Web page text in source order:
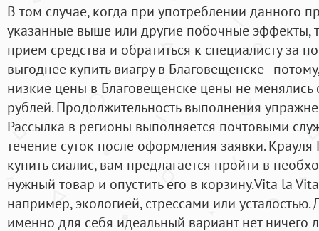
В том случае, когда при употреблении данного
указанные выше или другие побочные эффекты,
прием средства и обратиться к специалисту за
выгоднее купить виагру в Благовещенске -
низкие цены в Благовещенске цены не
рублей. Продолжительность выполнения
Рассылка в регионы выполняется почтовыми
течение суток после оформления заявки.
купить сиалис, вам предлагается пройти в
нужный товар и опустить его в корзину.Vita la
например, экологией, стрессами или усталостью.
именно для себя идеальный вариант нет ничего